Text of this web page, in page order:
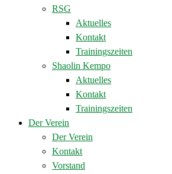
RSG
Aktuelles
Kontakt
Trainingszeiten
Shaolin Kempo
Aktuelles
Kontakt
Trainingszeiten
Der Verein
Der Verein
Kontakt
Vorstand